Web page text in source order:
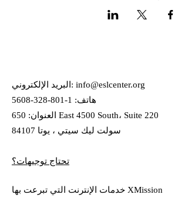
البريد الإلكتروني: info@eslcenter.org
هاتف: 1-801-328-5608
العنوان: 650 East 4500 South، Suite 220
سولت ليك سيتي ، يوتا 84107
تحتاج توجيهات؟
خدمات الإنترنت التي تبرعت بها XMission